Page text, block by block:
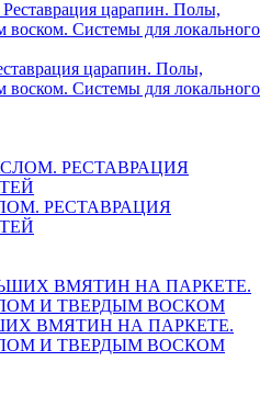
царапин. Полы,
Системы для локального
РЕСТАВРАЦИЯ
ВМЯТИН НА ПАРКЕТЕ.
И ТВЕРДЫМ ВОСКОМ